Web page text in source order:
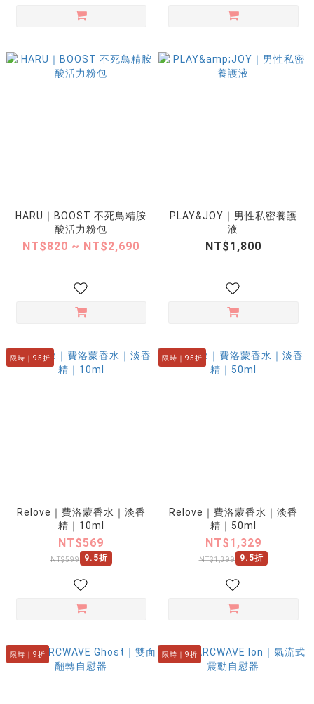
HARU｜BOOST 不死鳥精胺
酸活力粉包
NT$820 ~ NT$2,690
PLAY&JOY｜男性私密養護
液
NT$1,800
限時｜95折
Relove｜費洛蒙香水｜淡香
精｜10ml
NT$569
NT$599 9.5折
限時｜95折
Relove｜費洛蒙香水｜淡香
精｜50ml
NT$1,329
NT$1,399 9.5折
限時｜9折 限時｜9折